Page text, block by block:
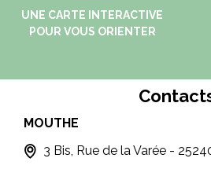
UNE CARTE INTERACTIVE
POUR VOUS ORIENTER
MOUTHE
3 Bis, Rue de la Varée -